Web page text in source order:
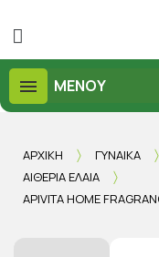
ΜΕΝΟΎ
ΑΡΧΙΚΉ ΓΥΝΑΊΚΑ
ΑΙΘΈΡΙΑ ΈΛΑΙΑ
APIVITA HOME